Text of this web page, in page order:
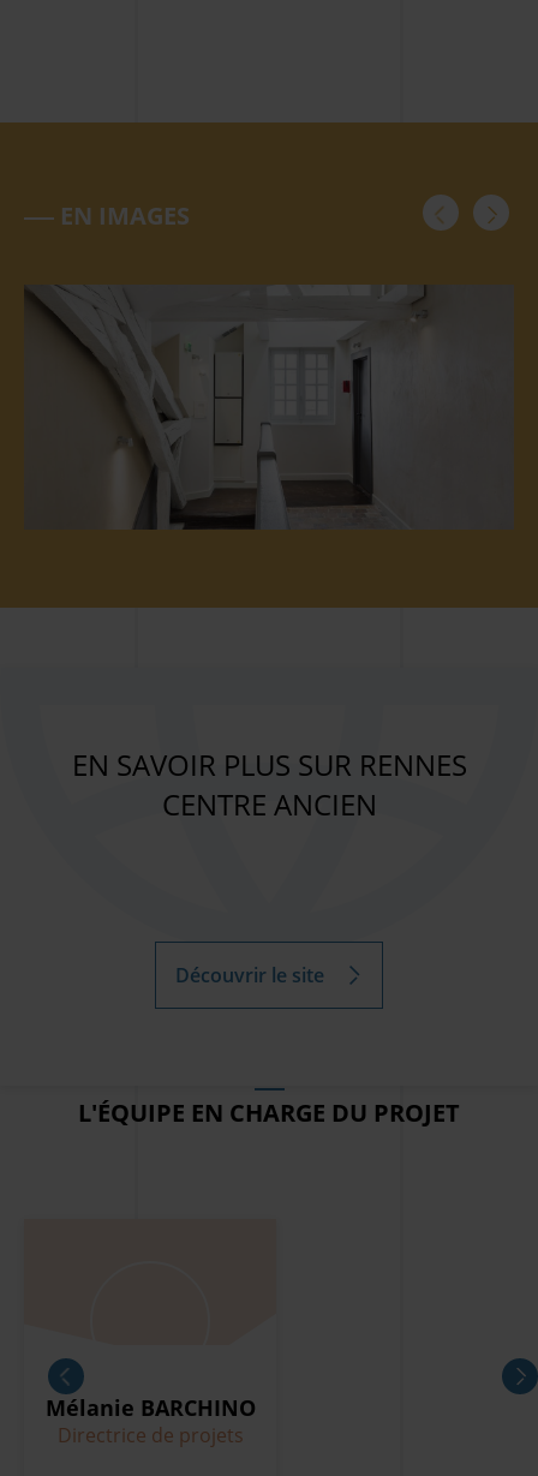
EN IMAGES
EN SAVOIR PLUS SUR RENNES
CENTRE ANCIEN
Découvrir le site
L'ÉQUIPE EN CHARGE DU PROJET
Mélanie BARCHINO
Directrice de projets